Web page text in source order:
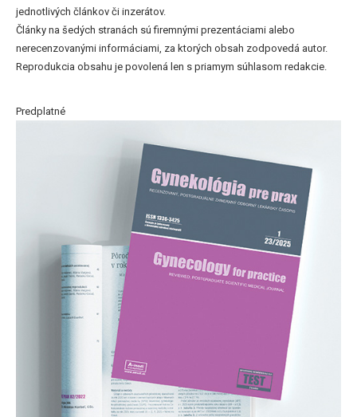
jednotlivých článkov či inzerátov.
Články na šedých stranách sú firemnými prezentáciami alebo
nerecenzovanými informáciami, za ktorých obsah zodpovedá autor.
Reprodukcia obsahu je povolená len s priamym súhlasom redakcie.
Predplatné